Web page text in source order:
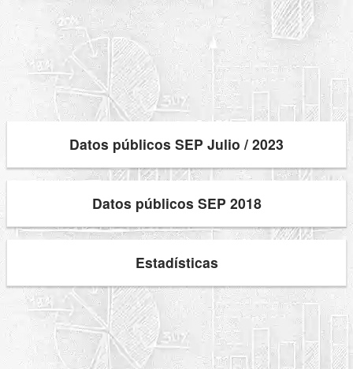
Datos públicos SEP Julio / 2023
Datos públicos SEP 2018
Estadísticas